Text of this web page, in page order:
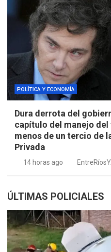
POLÍTICA Y ECONOMÍA
Dura derrota del
capítulo del manejo del
menos de un tercio de
Privada
14 horas ago
ÚLTIMAS POLICIALES